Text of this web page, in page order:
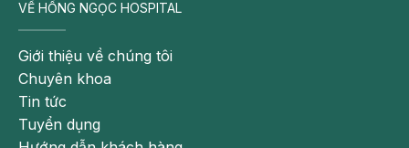
VỀ HỒNG NGỌC HOSPITAL
Giới thiệu về chúng tôi
Chuyên khoa
Tin tức
Tuyển dụng